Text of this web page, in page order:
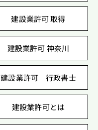
建設業許可 取得
建設業許可 神奈川
建設業許可 行政書士
建設業許可とは